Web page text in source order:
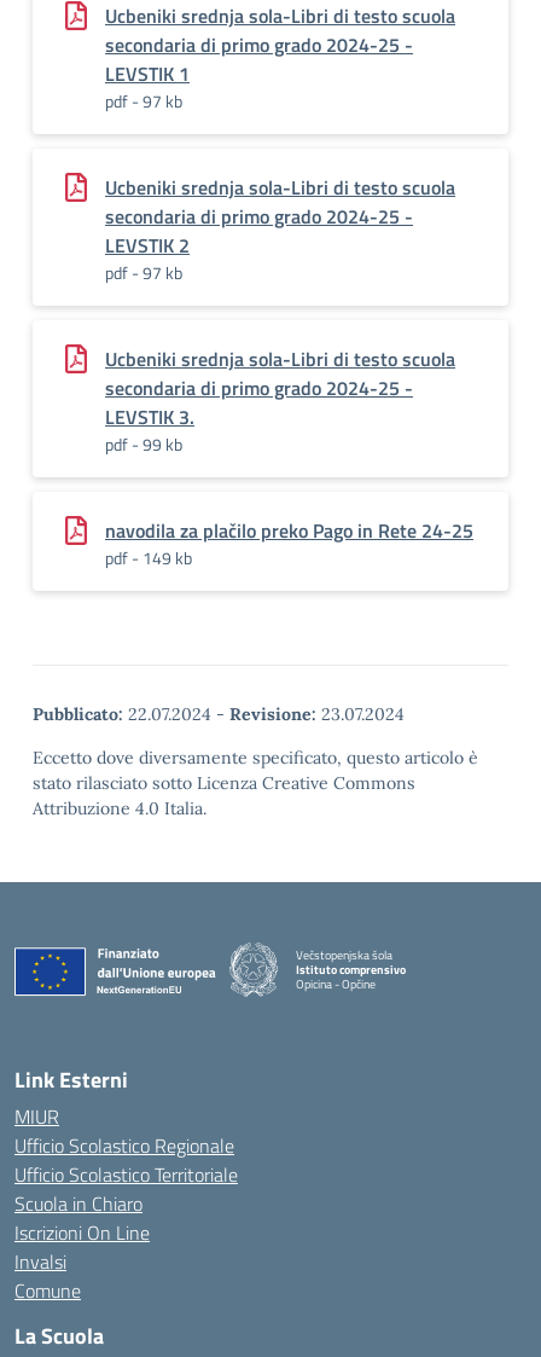
Ucbeniki srednja sola-Libri di testo scuola
secondaria di primo grado 2024-25 -
LEVSTIK 1
pdf - 97 kb
Ucbeniki srednja sola-Libri di testo scuola
secondaria di primo grado 2024-25 -
LEVSTIK 2
pdf - 97 kb
Ucbeniki srednja sola-Libri di testo scuola
secondaria di primo grado 2024-25 -
LEVSTIK 3.
pdf - 99 kb
navodila za plačilo preko Pago in Rete 24-25
pdf - 149 kb
Pubblicato: 22.07.2024 - Revisione: 23.07.2024
Eccetto dove diversamente specificato, questo articolo è
stato rilasciato sotto Licenza Creative Commons
Attribuzione 4.0 Italia.
Večstopenjska šola
Istituto comprensivo
Opicina - Opčine
Link Esterni
MIUR
Ufficio Scolastico Regionale
Ufficio Scolastico Territoriale
Scuola in Chiaro
Iscrizioni On Line
Invalsi
Comune
La Scuola